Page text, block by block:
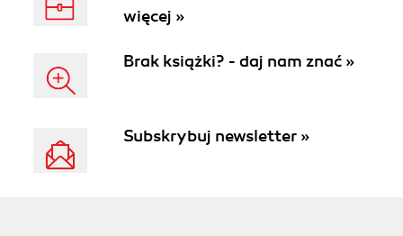
więcej »
Brak książki? - daj nam znać »
Subskrybuj newsletter »